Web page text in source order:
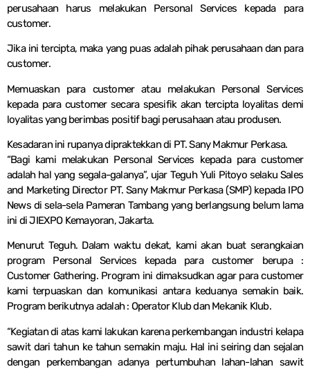
perusahaan harus melakukan Personal Services kepada para
customer.
Jika ini tercipta, maka yang puas adalah pihak perusahaan dan para
customer.
Memuaskan para customer atau melakukan Personal Services
kepada para customer secara spesifik akan tercipta loyalitas demi
loyalitas yang berimbas positif bagi perusahaan atau produsen.
Kesadaran ini rupanya dipraktekkan di PT. Sany Makmur Perkasa.
“Bagi kami melakukan Personal Services kepada para customer
adalah hal yang segala-galanya”, ujar Teguh Yuli Pitoyo selaku Sales
and Marketing Director PT. Sany Makmur Perkasa (SMP) kepada IPO
News di sela-sela Pameran Tambang yang berlangsung belum lama
ini di JIEXPO Kemayoran, Jakarta.
Menurut Teguh. Dalam waktu dekat, kami akan buat serangkaian
program Personal Services kepada para customer berupa :
Customer Gathering. Program ini dimaksudkan agar para customer
kami terpuaskan dan komunikasi antara keduanya semakin baik.
Program berikutnya adalah : Operator Klub dan Mekanik Klub.
“Kegiatan di atas kami lakukan karena perkembangan industri kelapa
sawit dari tahun ke tahun semakin maju. Hal ini seiring dan sejalan
dengan perkembangan adanya pertumbuhan lahan-lahan sawit